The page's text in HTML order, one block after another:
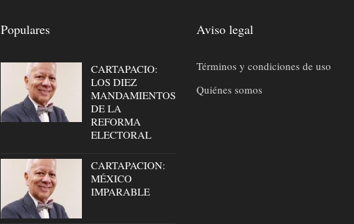
Populares
CARTAPACIO:
LOS DIEZ
MANDAMIENTOS
DE LA
REFORMA
ELECTORAL
CARTAPACION:
MÉXICO
IMPARABLE
Aviso legal
Términos y condiciones de uso
Quiénes somos